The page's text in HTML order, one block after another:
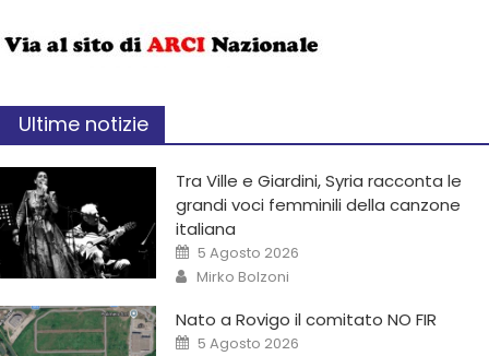
Ultime notizie
Tra Ville e Giardini, Syria racconta le
grandi voci femminili della canzone
italiana
5 Agosto 2026
Mirko Bolzoni
Nato a Rovigo il comitato NO FIR
5 Agosto 2026